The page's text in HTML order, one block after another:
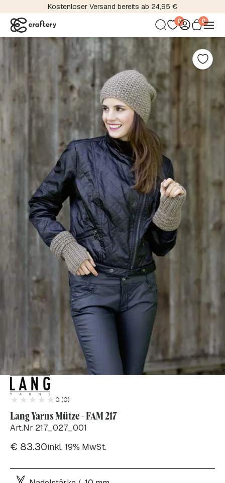
Kostenloser Versand bereits ab 24,95 €
0 0
0 (0)
Lang Yarns Mütze - FAM 217
Art.Nr 217_027_001
€ 83.30inkl. 19% MwSt.